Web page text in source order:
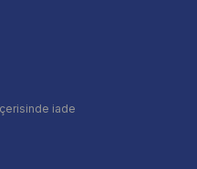
iade